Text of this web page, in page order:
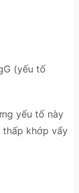
(yếu tố
yếu tố này
thấp khớp vẩy